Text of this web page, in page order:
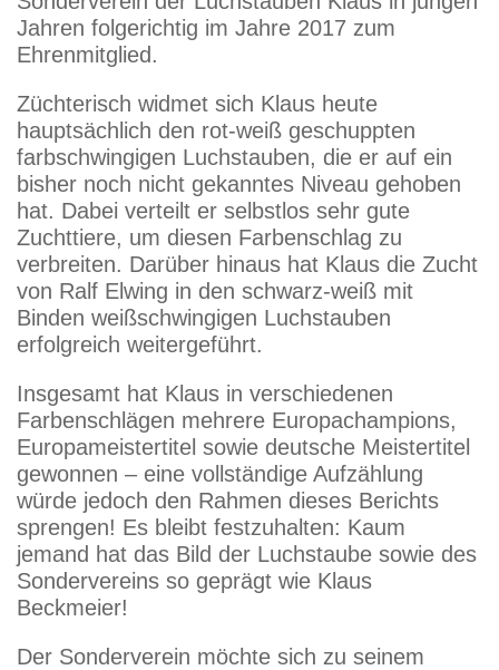
Jahren folgerichtig im Jahre 2017 zum
Ehrenmitglied.
Züchterisch widmet sich Klaus heute
hauptsächlich den rot-weiß geschuppten
farbschwingigen Luchstauben, die er auf ein
bisher noch nicht gekanntes Niveau gehoben
hat. Dabei verteilt er selbstlos sehr gute
Zuchttiere, um diesen Farbenschlag zu
verbreiten. Darüber hinaus hat Klaus die Zucht
von Ralf Elwing in den schwarz-weiß mit
Binden weißschwingigen Luchstauben
erfolgreich weitergeführt.
Insgesamt hat Klaus in verschiedenen
Farbenschlägen mehrere Europachampions,
Europameistertitel sowie deutsche Meistertitel
gewonnen – eine vollständige Aufzählung
würde jedoch den Rahmen dieses Berichts
sprengen! Es bleibt festzuhalten: Kaum
jemand hat das Bild der Luchstaube sowie des
Sondervereins so geprägt wie Klaus
Beckmeier!
Der Sonderverein möchte sich zu seinem